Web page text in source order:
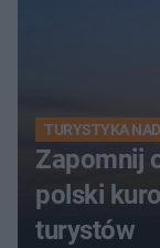
TURYSTYKA
Zapomnij
polski
turystów